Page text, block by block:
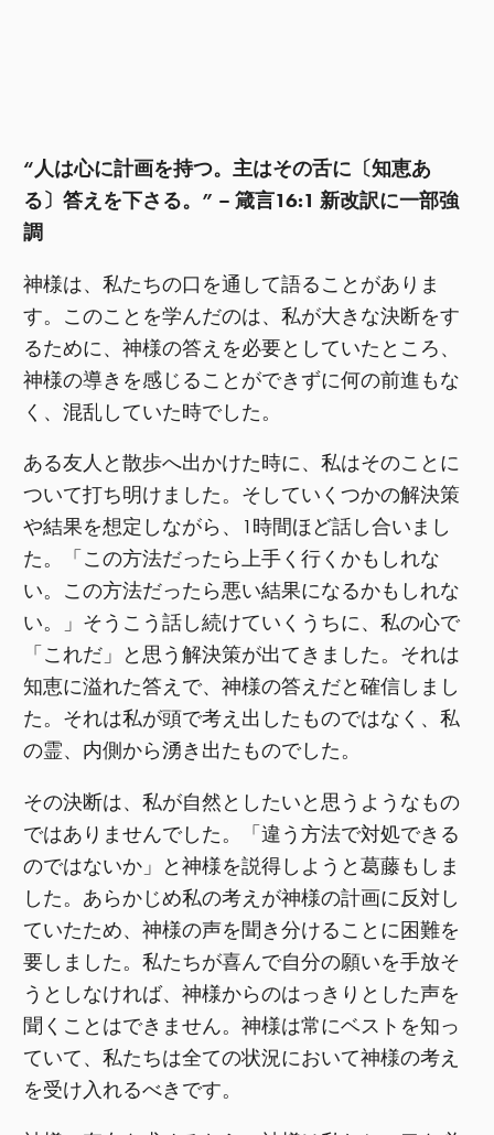
“人は心に計画を持つ。主はその舌に〔知恵あ
る〕答えを下さる。” – 箴言16:1 新改訳に一部強
調
神様は、私たちの口を通して語ることがありま
す。このことを学んだのは、私が大きな決断をす
るために、神様の答えを必要としていたところ、
神様の導きを感じることができずに何の前進もな
く、混乱していた時でした。
ある友人と散歩へ出かけた時に、私はそのことに
ついて打ち明けました。そしていくつかの解決策
や結果を想定しながら、1時間ほど話し合いまし
た。「この方法だったら上手く行くかもしれな
い。この方法だったら悪い結果になるかもしれな
い。」そうこう話し続けていくうちに、私の心で
「これだ」と思う解決策が出てきました。それは
知恵に溢れた答えで、神様の答えだと確信しまし
た。それは私が頭で考え出したものではなく、私
の霊、内側から湧き出たものでした。
その決断は、私が自然としたいと思うようなもの
ではありませんでした。「違う方法で対処できる
のではないか」と神様を説得しようと葛藤もしま
した。あらかじめ私の考えが神様の計画に反対し
ていたため、神様の声を聞き分けることに困難を
要しました。私たちが喜んで自分の願いを手放そ
うとしなければ、神様からのはっきりとした声を
聞くことはできません。神様は常にベストを知っ
ていて、私たちは全ての状況において神様の考え
を受け入れるべきです。